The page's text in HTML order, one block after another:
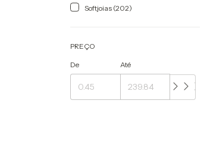
Softjoias (202)
PREÇO
De Até